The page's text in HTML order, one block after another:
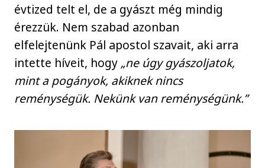
évtized telt el, de a gyászt még mindig
érezzük. Nem szabad azonban
elfelejtenünk Pál apostol szavait, aki arra
intette híveit, hogy „ne úgy gyászoljatok,
mint a pogányok, akiknek nincs
reménységük. Nekünk van reménységünk.”